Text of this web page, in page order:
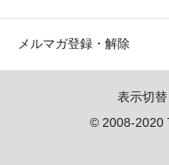
メルマガ登録・解除
表示切替
© 2008-2020